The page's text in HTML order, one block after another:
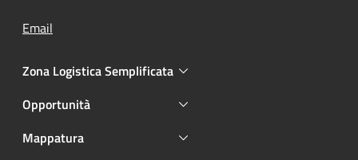
Email
Zona Logistica Semplificata
Opportunità
Mappatura